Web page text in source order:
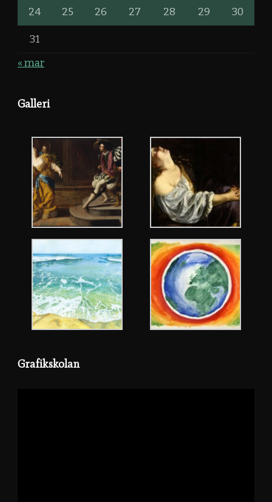
24 25 26 27 28 29 30
31
« mar
Galleri
Grafikskolan